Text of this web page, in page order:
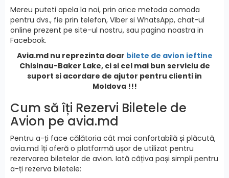
Mereu puteti apela la noi, prin orice metoda comoda
pentru dvs., fie prin telefon, Viber si WhatsApp, chat-ul
online prezent pe site-ul nostru, sau pagina noastra in
Facebook.
Avia.md nu reprezinta doar bilete de avion ieftine
Chisinau-Baker Lake, ci si cel mai bun serviciu de
suport si acordare de ajutor pentru clienti in
Moldova !!!
Cum să îți Rezervi Biletele de
Avion pe avia.md
Pentru a-ți face călătoria cât mai confortabilă și plăcută,
avia.md îți oferă o platformă ușor de utilizat pentru
rezervarea biletelor de avion. Iată câțiva pași simpli pentru
a-ți rezerva biletele: